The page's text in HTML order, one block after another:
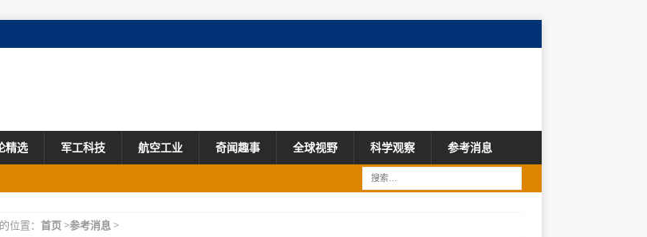
精选 军工科技 航空工业 奇闻趣事 全球视野 科学观察 参考消息
位置： 首页>参考消息>